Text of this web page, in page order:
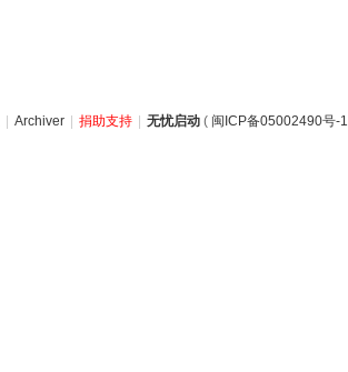
Archiver 捐助支持 无忧启动 ( 闽ICP备05002490号-1